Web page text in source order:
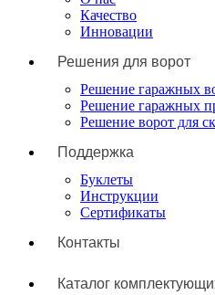
Качество
Инновации
Решения для ворот
Решение гаражных
Решение гаражных
Решение ворот для
Поддержка
Буклеты
Инструкции
Сертификаты
Контакты
Каталог